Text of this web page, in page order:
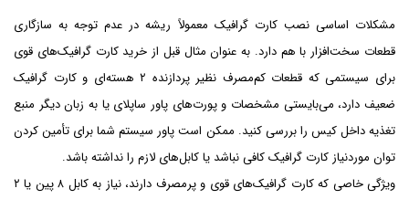
مشکلات اساسی نصب کارت گرافیک معمولاً ریشه در عدم توجه به سازگاری
قطعات سخت‌افزار با هم دارد. به عنوان مثال قبل از خرید کارت گرافیک‌های قوی
برای سیستمی که قطعات کم‌مصرف نظیر پردازنده ۲ هسته‌ای و کارت گرافیک
ضعیف دارد، می‌بایستی مشخصات و پورت‌های پاور ساپلای یا به زبان دیگر منبع
تغذیه داخل کیس را بررسی کنید. ممکن است پاور سیستم شما برای تأمین کردن
توان موردنیاز کارت گرافیک کافی نباشد یا کابل‌های لازم را نداشته باشد.
ویژگی خاصی که کارت گرافیک‌های قوی و پرمصرف دارند، نیاز به کابل ۸ پین یا ۲